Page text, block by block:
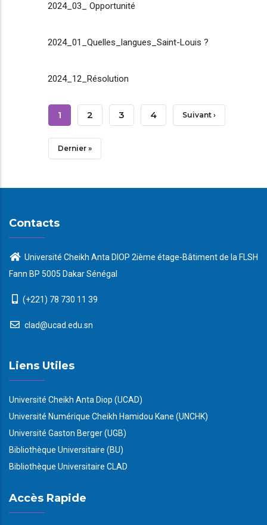
2024_03_ Opportunité
2024_01_Quelles_langues_Saint-Louis ?
2024_12_Résolution
Pagination
Page
Courante
1 Page
2 Page
3 Page
4 Page
Suivant ›
Dernière
Dernier »
Contacts
Université Cheikh Anta DIOP 2ième étage-Bâtiment de la FLSH
Fann BP 5005 Dakar Sénégal
(+221) 78 730 11 39
clad@ucad.edu.sn
Liens Utiles
Université Cheikh Anta Diop (UCAD)
Université Numérique Cheikh Hamidou Kane (UNCHK)
Université Gaston Berger (UGB)
Bibliothèque Universitaire (BU)
Bibliothèque Universitaire CLAD
Accès Rapide